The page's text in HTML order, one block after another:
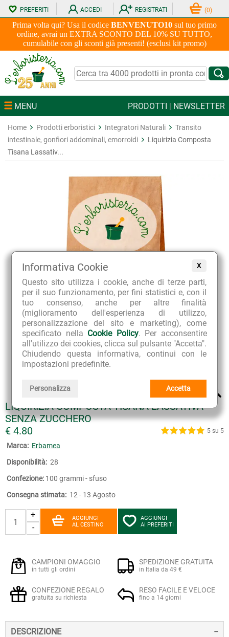
X
Informativa Cookie
Questo sito utilizza i cookie, anche di terze parti,
per il suo funzionamento, per fini statistici e, con il
tuo consenso, anche per altre finalità
(miglioramento dell'esperienza di utilizzo,
personalizzazione del sito e marketing), come
specificato nella Cookie Policy. Per acconsentire
all'utilizzo dei cookies, clicca sul pulsante "Accetta".
Chiudendo questa informativa, continui con le
impostazioni predefinite.
Personalizza Accetta
Prima volta qui? Usa il codice BENVENUTO10 sul tuo primo
ordine, avrai un EXTRA SCONTO DEL 10% SU TUTTO,
cumulabile con gli sconti già presenti! (esclusi kit promo)
PREFERITI ACCEDI REGISTRATI (0)
MENU PRODOTTI | NEWSLETTER
Home Prodotti erboristici Integratori Naturali
Transito
intestinale, gonfiori addominali, emorroidi
Liquirizia Composta
Tisana Lassativ...
LIQUIRIZIA COMPOSTA TISANA LASSATIVA
SENZA ZUCCHERO
€ 4.80
5 su 5
Marca: Erbamea
Disponibilità: 28
Confezione: 100 grammi - sfuso
Consegna stimata: 12 - 13 Agosto
+
-
AGGIUNGI
AL CESTINO
AGGIUNGI
AI PREFERITI
CAMPIONI OMAGGIO
in tutti gli ordini
SPEDIZIONE GRATUITA
in Italia da 49 €
CONFEZIONE REGALO
gratuita su richiesta
RESO FACILE E VELOCE
fino a 14 giorni
DESCRIZIONE